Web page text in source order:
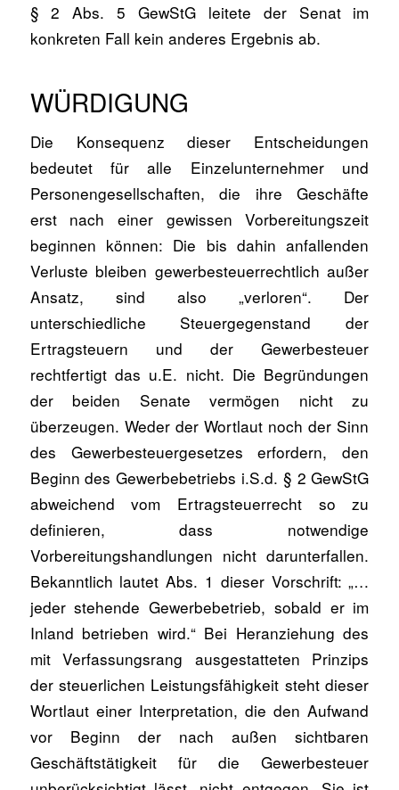
§ 2 Abs. 5 GewStG leitete der Senat im
konkreten Fall kein anderes Ergebnis ab.
WÜRDIGUNG
Die Konsequenz dieser Entscheidungen
bedeutet für alle Einzelunternehmer und
Personengesellschaften, die ihre Geschäfte
erst nach einer gewissen Vorbereitungszeit
beginnen können: Die bis dahin anfallenden
Verluste bleiben gewerbesteuerrechtlich außer
Ansatz, sind also „verloren“. Der
unterschiedliche Steuergegenstand der
Ertragsteuern und der Gewerbesteuer
rechtfertigt das u.E. nicht. Die Begründungen
der beiden Senate vermögen nicht zu
überzeugen. Weder der Wortlaut noch der Sinn
des Gewerbesteuergesetzes erfordern, den
Beginn des Gewerbebetriebs i.S.d. § 2 GewStG
abweichend vom Ertragsteuerrecht so zu
definieren, dass notwendige
Vorbereitungshandlungen nicht darunterfallen.
Bekanntlich lautet Abs. 1 dieser Vorschrift: „…
jeder stehende Gewerbebetrieb, sobald er im
Inland betrieben wird.“ Bei Heranziehung des
mit Verfassungsrang ausgestatteten Prinzips
der steuerlichen Leistungsfähigkeit steht dieser
Wortlaut einer Interpretation, die den Aufwand
vor Beginn der nach außen sichtbaren
Geschäftstätigkeit für die Gewerbesteuer